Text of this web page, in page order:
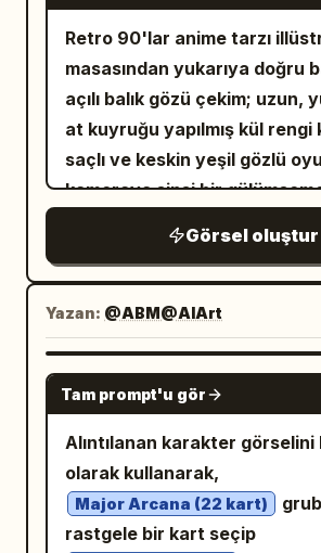
Retro 90'lar anime tarzı
masasından yukarıya doğru
açılı balık gözü çekim; uzun,
at kuyruğu yapılmış kül
saçlı ve keskin yeşil gözlü
kameraya sinsi bir
sweatshirt (kapüşonu inik,
var ve parlayan pikap
(kırmızı slipmatlı) üzerinde
dinamik bir şekilde uzatıyor;
altın yıldız çelenklerinin
festivali alanı, macenta, yeşil
renklerde açan devasa renkli
fişekler, uzaktaki şehir
efektli bir dönme dolap
kırmızı, lacivert, deniz mavisi
Görsel oluştur
Yazan: @ABM@AIArt
Tam prompt'u gör
Alıntılanan karakter görselini
olarak kullanarak,
Major Arcana (22 kart)
rastgele bir kart seçip